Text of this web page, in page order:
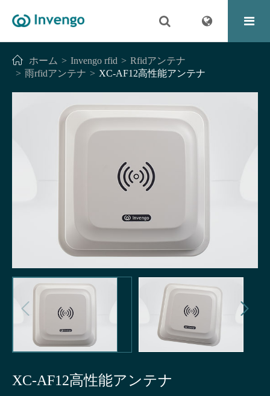
ホーム Invengo rfid
Rfidアンテナ
雨rfidアンテナ
XC-AF12高性能アンテナ
 
XC-AF12高性能アンテナ